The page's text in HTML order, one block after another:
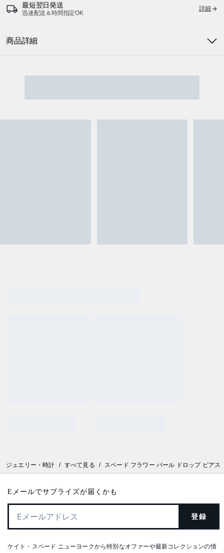
最短翌日発送
迅速配送＆時間指定OK
詳細
商品詳細
ジュエリー・時計 / すべて見る / スペード フラワー パール ドロップ ピアス
Eメールでサプライズが届くかも
登録
ケイト・スペード ニューヨークから特別なオファーや最新コレクションの情